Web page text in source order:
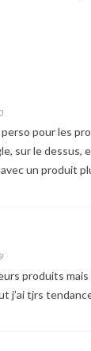
pour les
sur le
un produit
produits
j’ai tjrs